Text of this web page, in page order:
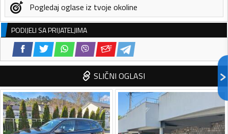
Pogledaj oglase iz tvoje okoline
PODIJELI SA PRIJATELJIMA
SLIČNI OGLASI